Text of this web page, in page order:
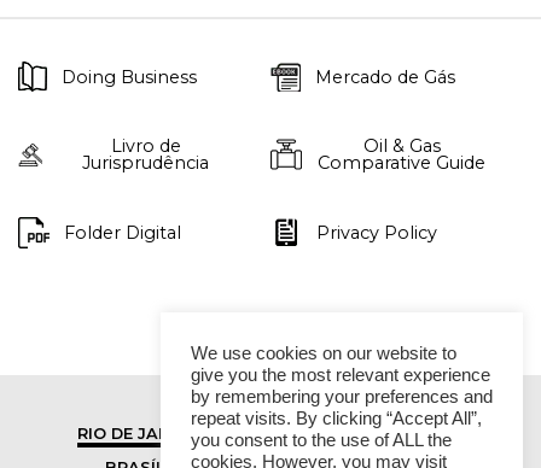
Doing Business Mercado de Gás
Livro de
Jurisprudência
Oil & Gas
Comparative Guide
Folder Digital Privacy Policy
RIO DE JANEIRO
SÃO PAULO
We use cookies on our website to
give you the most relevant experience
by remembering your preferences and
repeat visits. By clicking “Accept All”,
you consent to the use of ALL the
cookies. However, you may visit